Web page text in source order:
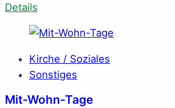
Details
Kirche / Soziales
Sonstiges
Mit-Wohn-Tage